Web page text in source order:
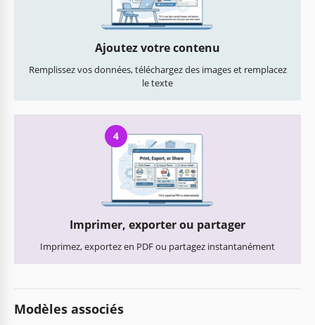
Ajoutez votre contenu
Remplissez vos données, téléchargez des images et remplacez
le texte
4
Imprimer, exporter ou partager
Imprimez, exportez en PDF ou partagez instantanément
Modèles associés